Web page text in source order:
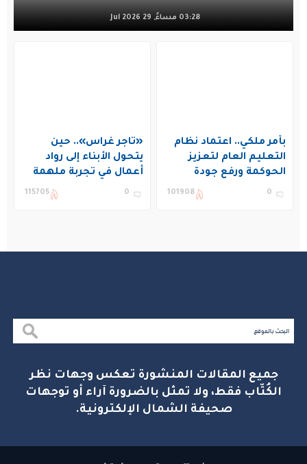
03:28 مساءً, 29 Jul 2026
بأمر ملكي.. اعتماد نظام
التعليم العام لتعزيز
الحوكمة ورفع جودة
التعليم في المملكة
0
101908
«تاجر غراس».. حين
يتحول الأبناء إلى رواد
أعمال في تجربة ملهمة
بنادي غراس الصيفي
0
115705
جميع المقالات المنشورة تعكس وجهات نظر
الكُتّاب فقط، ولا تمثل بالضرورة آراء أو توجهات
صحيفة الشمال الإلكترونية.